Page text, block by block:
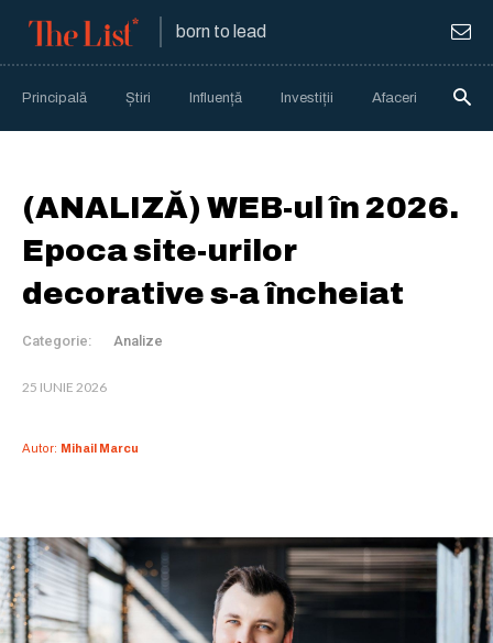
born to lead
Principală Știri Influență Investiții Afaceri
(ANALIZĂ) WEB-ul în 2026.
Epoca site-urilor
decorative s-a încheiat
Categorie: Analize
25 IUNIE 2026
Autor: Mihail Marcu